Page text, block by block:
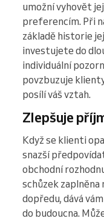
umožní vyhovět
preferencím. Při
základě historie
investujete do
individuální
povzbuzuje
posílí váš vztah.
Zlepšuje
Když se klienti
snazší
obchodní
schůzek zaplněna
dopředu, dává
do budoucna.